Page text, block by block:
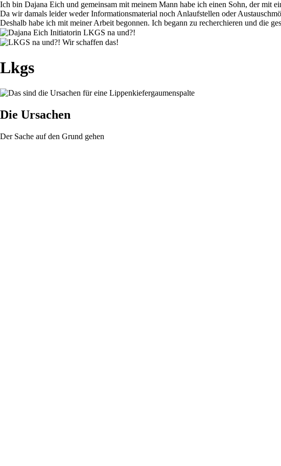
Ich bin Dajana Eich und gemeinsam mit meinem Mann habe ich einen Sohn, der mit
Da wir damals leider weder Informationsmaterial noch Anlaufstellen oder
Deshalb habe ich mit meiner Arbeit begonnen. Ich begann zu recherchieren und die
Lkgs
Die Ursachen
Der Sache auf den Grund gehen